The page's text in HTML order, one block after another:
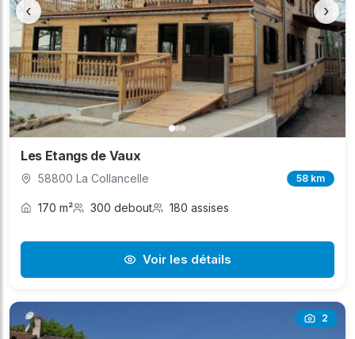
‹ ›
Les Etangs de Vaux
58800 La Collancelle 58 km
170 m² 300 debout 180 assises
Voir les détails
2